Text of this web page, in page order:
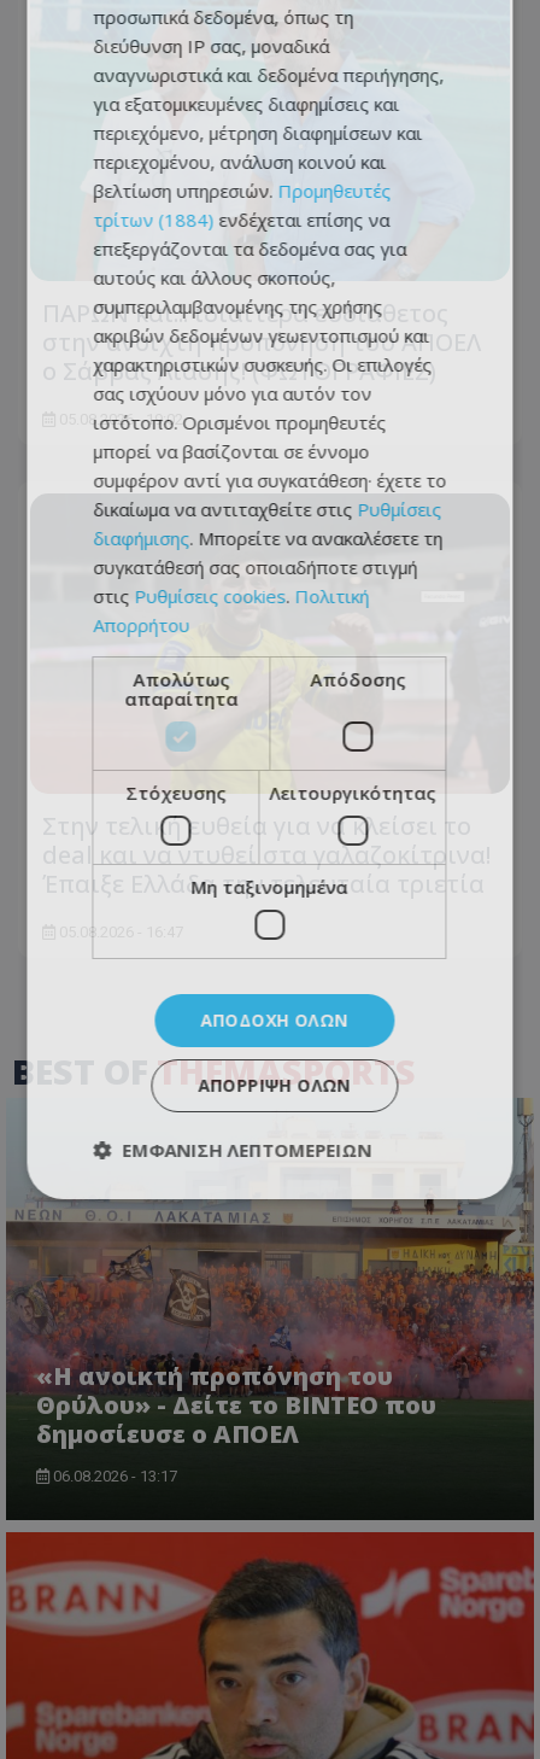
ΠΑΡΩΝ και... ιδιαίτερα ευδιάθετος
στην ανοιχτή προπόνηση του ΑΠΟΕΛ
ο Σάββας Λιασής! (ΦΩΤΟΓΡΑΦΙΕΣ)
05.08.2026 - 19:02
Στην τελική ευθεία για να κλείσει το
deal και να ντυθεί στα γαλαζοκίτρινα!
Έπαιξε Ελλάδα την τελευταία τριετία
BEST OFTHEMASPORTS
«Η ανοικτή προπόνηση του
Θρύλου» - Δείτε το ΒΙΝΤΕΟ που
δημοσίευσε ο ΑΠΟΕΛ
06.08.2026 - 13:17
προσωπικά δεδομένα, όπως τη
διεύθυνση IP σας, μοναδικά
αναγνωριστικά και δεδομένα περιήγησης,
για εξατομικευμένες διαφημίσεις και
περιεχόμενο, μέτρηση διαφημίσεων και
περιεχομένου, ανάλυση κοινού και
βελτίωση υπηρεσιών. Προμηθευτές
τρίτων (1884) ενδέχεται επίσης να
επεξεργάζονται τα δεδομένα σας για
αυτούς και άλλους σκοπούς,
συμπεριλαμβανομένης της χρήσης
ακριβών δεδομένων γεωεντοπισμού και
χαρακτηριστικών συσκευής. Οι επιλογές
σας ισχύουν μόνο για αυτόν τον
ιστότοπο. Ορισμένοι προμηθευτές
μπορεί να βασίζονται σε έννομο
συμφέρον αντί για συγκατάθεση· έχετε το
δικαίωμα να αντιταχθείτε στις Ρυθμίσεις
διαφήμισης. Μπορείτε να ανακαλέσετε τη
συγκατάθεσή σας οποιαδήποτε στιγμή
στις Ρυθμίσεις cookies. Πολιτική
Απορρήτου
Απολύτως
απαραίτητα
Απόδοσης
Στόχευσης Λειτουργικότητας
Μη ταξινομημένα
ΑΠΟΔΟΧΉ ΌΛΩΝ
ΑΠΌΡΡΙΨΗ ΌΛΩΝ
ΕΜΦΆΝΙΣΗ ΛΕΠΤΟΜΕΡΕΙΏΝ